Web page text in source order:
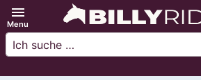
menu
Menu